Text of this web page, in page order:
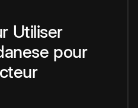
Utiliser
pour